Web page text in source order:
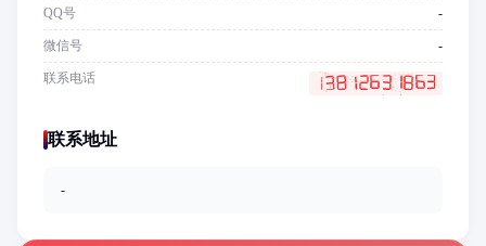
QQ号 -
微信号 -
联系电话
联系地址
-